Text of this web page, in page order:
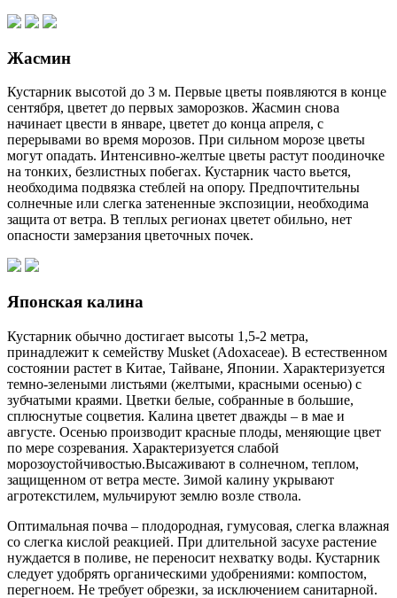
Жасмин
Кустарник высотой до 3 м. Первые цветы появляются в конце
сентября, цветет до первых заморозков. Жасмин снова
начинает цвести в январе, цветет до конца апреля, с
перерывами во время морозов. При сильном морозе цветы
могут опадать. Интенсивно-желтые цветы растут поодиночке
на тонких, безлистных побегах. Кустарник часто вьется,
необходима подвязка стеблей на опору. Предпочтительны
солнечные или слегка затененные экспозиции, необходима
защита от ветра. В теплых регионах цветет обильно, нет
опасности замерзания цветочных почек.
Японская калина
Кустарник обычно достигает высоты 1,5-2 метра,
принадлежит к семейству Musket (Adoxaceae). В естественном
состоянии растет в Китае, Тайване, Японии. Характеризуется
темно-зелеными листьями (желтыми, красными осенью) с
зубчатыми краями. Цветки белые, собранные в большие,
сплюснутые соцветия. Калина цветет дважды – в мае и
августе. Осенью производит красные плоды, меняющие цвет
по мере созревания. Характеризуется слабой
морозоустойчивостью.Высаживают в солнечном, теплом,
защищенном от ветра месте. Зимой калину укрывают
агротекстилем, мульчируют землю возле ствола.
Оптимальная почва – плодородная, гумусовая, слегка влажная
со слегка кислой реакцией. При длительной засухе растение
нуждается в поливе, не переносит нехватку воды. Кустарник
следует удобрять органическими удобрениями: компостом,
перегноем. Не требует обрезки, за исключением санитарной.